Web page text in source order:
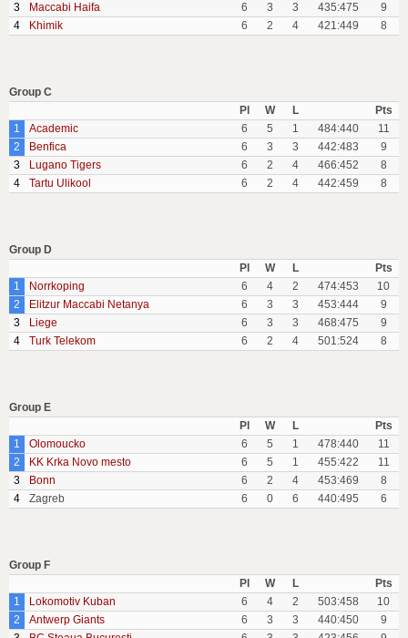
3
Maccabi Haifa 6 3 3 435:475
9
4
Khimik 6 2 4 421:449 8
Group C
Pl
W L
Pts
1
Academic 6 5 1 484:440
11
2
Benfica 6 3 3 442:483
9
3
Lugano Tigers 6 2 4 466:452
8
4
Tartu Ulikool 6 2 4 442:459 8
Group D
Pl
W L
Pts
1
Norrkoping 6 4 2 474:453
10
2
Elitzur Maccabi Netanya 6 3 3 453:444
9
3
Liege 6 3 3 468:475
9
4
Turk Telekom 6 2 4 501:524 8
Group E
Pl
W L
Pts
1
Olomoucko 6 5 1 478:440
11
2
KK Krka Novo mesto 6 5 1 455:422
11
3
Bonn 6 2 4 453:469
8
4
Zagreb 6 0 6 440:495 6
Group F
Pl
W L
Pts
1
Lokomotiv Kuban 6 4 2 503:458
10
2
Antwerp Giants 6 3 3 440:450
9